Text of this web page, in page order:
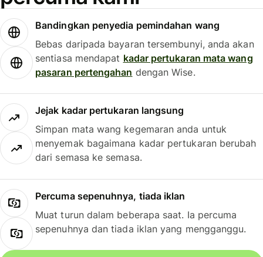
Bandingkan penyedia pemindahan wang
Bebas daripada bayaran tersembunyi, anda akan
sentiasa mendapat kadar pertukaran mata wang
pasaran pertengahan dengan Wise.
Jejak kadar pertukaran langsung
Simpan mata wang kegemaran anda untuk
menyemak bagaimana kadar pertukaran berubah
dari semasa ke semasa.
Percuma sepenuhnya, tiada iklan
Muat turun dalam beberapa saat. Ia percuma
sepenuhnya dan tiada iklan yang mengganggu.